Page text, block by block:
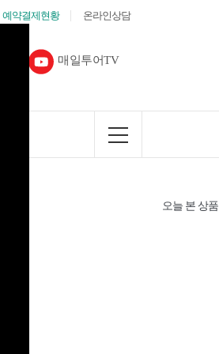
예약결제현황 온라인상담
매일투어TV
오늘 본 상품